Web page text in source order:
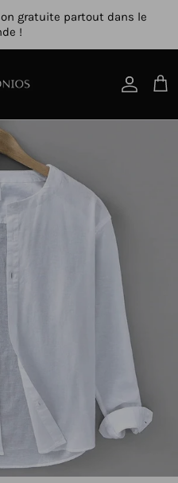
gratuite partout dans le
!
Compte